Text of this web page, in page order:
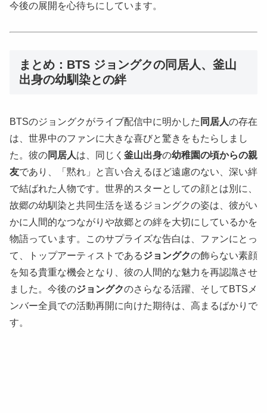
今後の展開を心待ちにしています。
まとめ：BTS ジョングクの同居人、釜山
出身の幼馴染との絆
BTSのジョングクがライブ配信中に明かした 同居人の存在
は、世界中のファンに大きな喜びと驚きをもたらしまし
た。彼の同居人は、同じく 釜山出身の幼稚園の頃からの親
友であり、「黙れ」と言い合えるほど遠慮のない、深い絆
で結ばれた人物です。世界的スターとしての顔とは別に、
故郷の幼馴染と共同生活を送るジョングクの姿は、彼がい
かに人間的なつながりや故郷との絆を大切にしているかを
物語っています。このサプライズな告白は、ファンにとっ
て、トップアーティストであるジョングクの飾らない素顔
を知る貴重な機会となり、彼の人間的な魅力を再認識させ
ました。今後のジョングクのさらなる活躍、そしてBTSメ
ンバー全員での活動再開に向けた期待は、高まるばかりで
す。